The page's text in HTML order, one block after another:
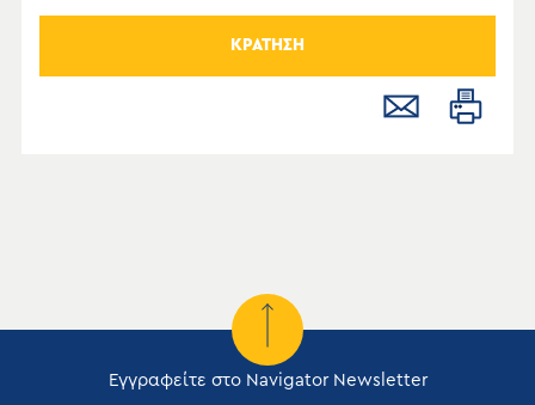
ΚΡΑΤΗΣΗ
Εγγραφείτε στο Navigator Newsletter